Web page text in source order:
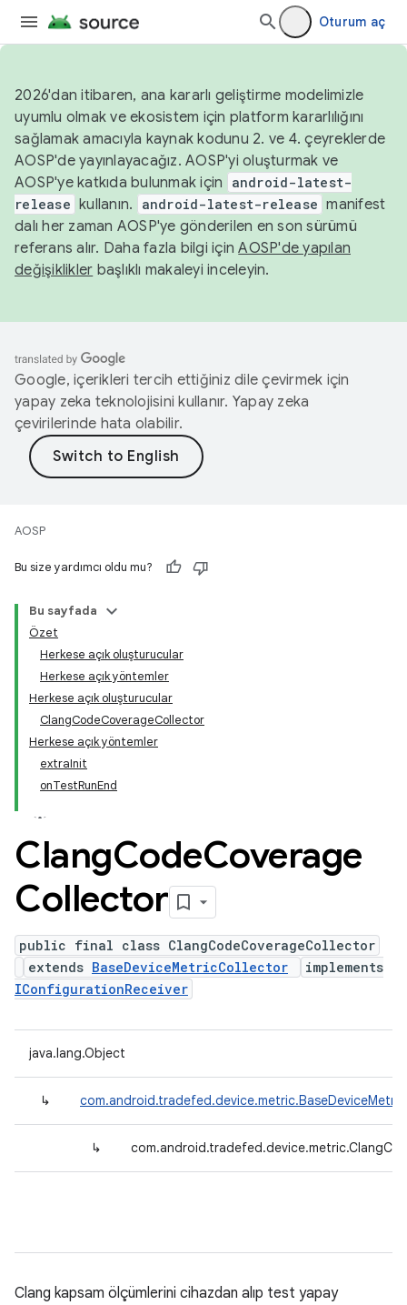
Oturum aç
2026'dan itibaren, ana kararlı geliştirme modelimizle
uyumlu olmak ve ekosistem için platform kararlılığını
sağlamak amacıyla kaynak kodunu 2. ve 4. çeyreklerde
AOSP'de yayınlayacağız. AOSP'yi oluşturmak ve
AOSP'ye katkıda bulunmak için
android-latest-
release kullanın. android-latest-release manifest
dalı her zaman AOSP'ye gönderilen en son sürümü
referans alır. Daha fazla bilgi içinAOSP'de yapılan
değişiklikler başlıklı makaleyi inceleyin.
Google, içerikleri tercih ettiğiniz dile çevirmek için
yapay zeka teknolojisini kullanır. Yapay zeka
çevirilerinde hata olabilir.
AOSP
Bu size yardımcı oldu mu?
Bu sayfada
Özet
Herkese açık oluşturucular
Herkese açık yöntemler
Herkese açık oluşturucular
ClangCodeCoverageCollector
Herkese açık yöntemler
extraInit
onTestRunEnd
ClangCodeCoverage
Collector
public final class ClangCodeCoverageCollector
extends BaseDeviceMetricCollector
implements
IConfigurationReceiver
java.lang.Object
↳
↳
Clang kapsam ölçümlerini cihazdan alıp test yapay